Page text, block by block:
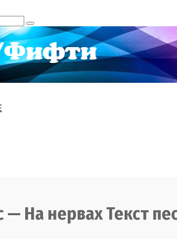
На нервах Текст